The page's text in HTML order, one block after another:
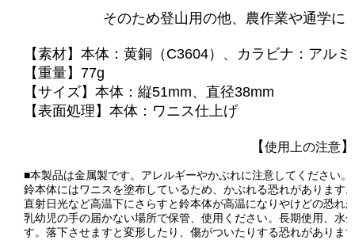
そのため登山用の他、農作業や通学に
【素材】本体：黄銅（C3604）、カラビナ：ア
【重量】77g
【サイズ】本体：縦51mm、直径38mm
【表面処理】本体：ワニス仕上げ
【使用上の注意】
■本製品は金属製です。アレルギーやかぶれに注意してください。
鈴本体にはワニスを塗布しているため、かぶれる恐れがあります
直射日光など高温下にさらすと鈴本体が高温になりやけどの恐れ
乳幼児の手の届かない場所で保管、使用ください。長期使用、水
す。落下させますと変形したり、傷がついたりする恐れがありま